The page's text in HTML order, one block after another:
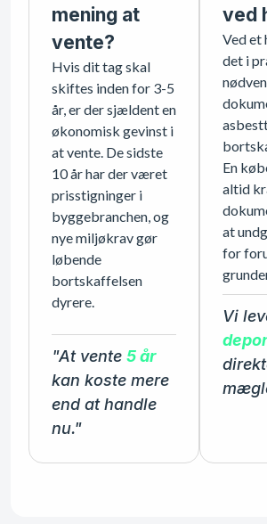
mening at
vente?
Hvis dit tag skal
skiftes inden for 3-5
år, er der sjældent en
økonomisk gevinst i
at vente. De sidste
10 år har der været
prisstigninger i
byggebranchen, og
nye miljøkrav gør
løbende
bortskaffelsen
dyrere.
"At vente 5 år
kan koste mere
end at handle
nu."
ved
Ved et
det i
En
altid
at
for
Vi